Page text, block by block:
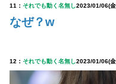
11： それでも動く名無し2023/01/06(
なぜ？w
12： それでも動く名無し2023/01/06(